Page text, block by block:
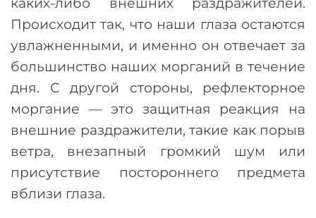
Происходит так, что наши глаза остаются
увлажненными, и именно он отвечает за
большинство наших морганий в течение
дня. С другой стороны, рефлекторное
моргание —это защитная реакция на
внешние раздражители, такие как порыв
ветра, внезапный громкий шум или
присутствие постороннего предмета
вблизи глаза.